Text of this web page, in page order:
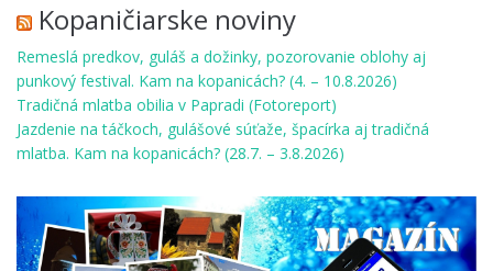
Kopaničiarske noviny
Remeslá predkov, guláš a dožinky, pozorovanie oblohy aj
punkový festival. Kam na kopanicách? (4. – 10.8.2026)
Tradičná mlatba obilia v Papradi (Fotoreport)
Jazdenie na táčkoch, gulášové súťaže, špacírka aj tradičná
mlatba. Kam na kopanicách? (28.7. – 3.8.2026)